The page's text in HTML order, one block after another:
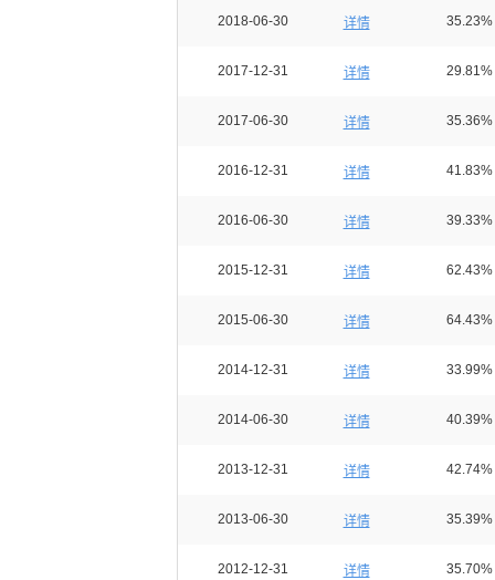
2018-06-30 详情 35.23%
2017-12-31 详情 29.81%
2017-06-30 详情 35.36%
2016-12-31 详情 41.83%
2016-06-30 详情 39.33%
2015-12-31 详情 62.43%
2015-06-30 详情 64.43%
2014-12-31 详情 33.99%
2014-06-30 详情 40.39%
2013-12-31 详情 42.74%
2013-06-30 详情 35.39%
2012-12-31 详情 35.70%